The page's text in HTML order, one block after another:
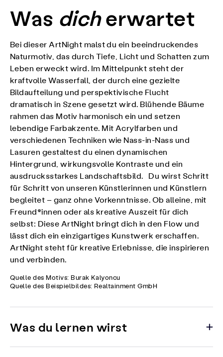
Was dicherwartet
Bei dieser ArtNight malst du ein beeindruckendes
Naturmotiv, das durch Tiefe, Licht und Schatten zum
Leben erweckt wird. Im Mittelpunkt steht der
kraftvolle Wasserfall, der durch eine gezielte
Bildaufteilung und perspektivische Flucht
dramatisch in Szene gesetzt wird. Blühende Bäume
rahmen das Motiv harmonisch ein und setzen
lebendige Farbakzente. Mit Acrylfarben und
verschiedenen Techniken wie Nass-in-Nass und
Lasuren gestaltest du einen dynamischen
Hintergrund, wirkungsvolle Kontraste und ein
ausdrucksstarkes Landschaftsbild. Du wirst Schritt
für Schritt von unseren Künstlerinnen und Künstlern
begleitet – ganz ohne Vorkenntnisse. Ob alleine, mit
Freund*innen oder als kreative Auszeit für dich
selbst: Diese ArtNight bringt dich in den Flow und
lässt dich ein einzigartiges Kunstwerk erschaffen.
ArtNight steht für kreative Erlebnisse, die inspirieren
und verbinden.
Quelle des Motivs: Burak Kalyoncu
Quelle des Beispielbildes: Realtainment GmbH
Was du lernen wirst